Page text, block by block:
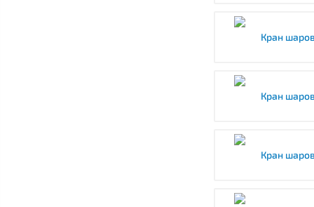
Кран
Кран
Кран